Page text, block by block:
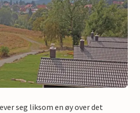
seg liksom en øy over det